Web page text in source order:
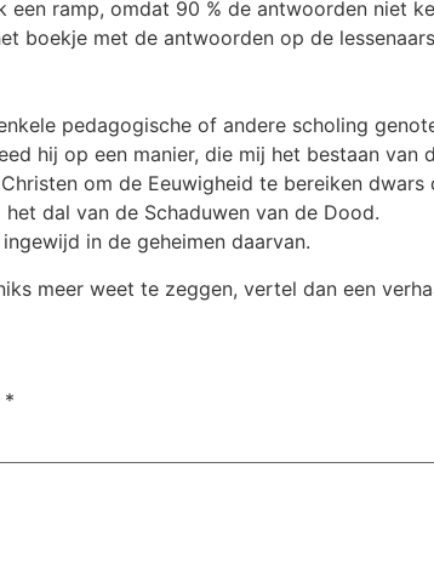
ramp, omdat 90 % de antwoorden niet
boekje met de antwoorden op de
pedagogische of andere scholing
hij op een manier, die mij het bestaan van
om de Eeuwigheid te bereiken
dal van de Schaduwen van de Dood.
in de geheimen daarvan.
meer weet te zeggen, vertel dan een
*